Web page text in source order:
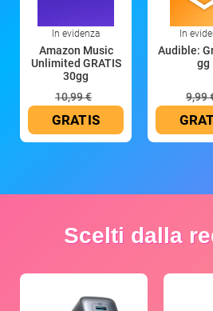
In evidenza
Amazon Music
Unlimited GRATIS
30gg
10,99 €
GRATIS
In
Audible:
gg
9,99
Scelti dalla